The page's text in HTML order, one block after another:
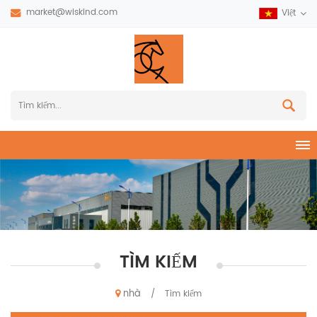
market@wiskind.com Việt
TÌM KIẾM
nhà / Tìm kiếm